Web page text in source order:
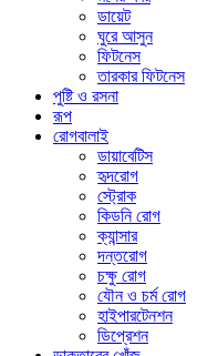
ডায়েট
ঘুরে আসুন
ফিটনেস
তারকার ফিটনেস
পুষ্টি ও রসনা
রূপ
রোগবালাই
ডায়াবেটিস
হৃদরোগ
স্ট্রোক
কিডনি রোগ
ক্যান্সার
দন্তরোগ
চক্ষু রোগ
যৌন ও চর্ম রোগ
হাইপারটেনশন
ডিপ্রেশন